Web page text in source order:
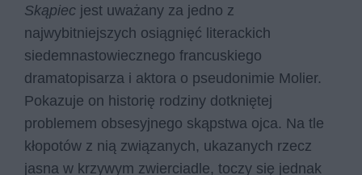
Skąpiec jest uważany za jedno z
najwybitniejszych osiągnięć literackich
siedemnastowiecznego francuskiego
dramatopisarza i aktora o pseudonimie Molier.
Pokazuje on historię rodziny dotkniętej
problemem obsesyjnego skąpstwa ojca. Na tle
kłopotów z nią związanych, ukazanych rzecz
jasna w krzywym zwierciadle, toczy się jednak